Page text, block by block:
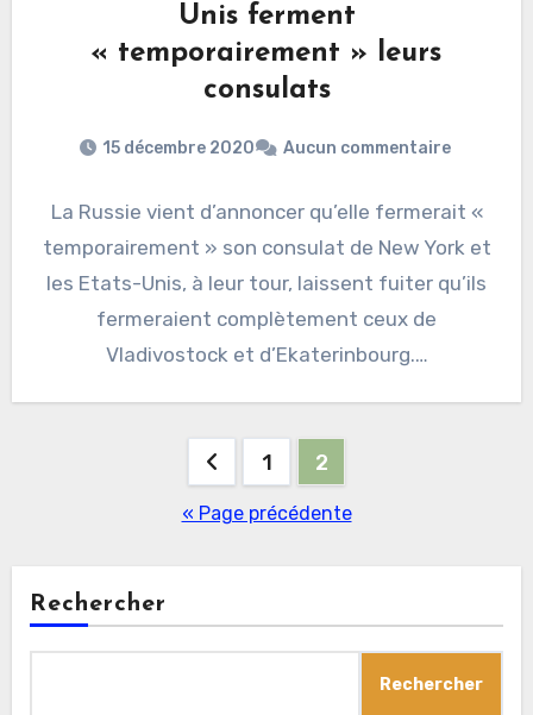
Unis ferment
« temporairement » leurs
consulats
15 décembre 2020 Aucun commentaire
La Russie vient d’annoncer qu’elle fermerait «
temporairement » son consulat de New York et
les Etats-Unis, à leur tour, laissent fuiter qu’ils
fermeraient complètement ceux de
Vladivostock et d’Ekaterinbourg.…
1 2
« Page précédente
Rechercher
Rechercher